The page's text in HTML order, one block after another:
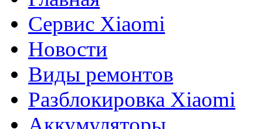
Сервис Xiaomi
Новости
Виды ремонтов
Разблокировка Xiaomi